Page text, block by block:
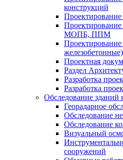
конструкций
Проектирование
МОПБ, ППМ
железобетонные)
Проектная
Раздел
Разработка
Разработка
Обследование зданий
Георадарное
Обследование
Обследование
Визуальный
сооружений